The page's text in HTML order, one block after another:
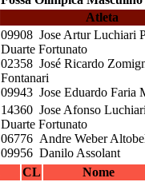
Atleta
09908 Jose Artur Luchiari
Duarte Fortunato
02358 José Ricardo
Fontanari
09943 Jose Eduardo Faria
14360 Jose Afonso
Duarte Fortunato
06776 Andre Weber
09956 Danilo Assolant
CL Nome